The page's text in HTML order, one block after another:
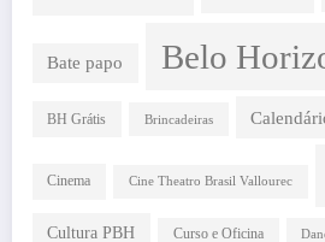
Bate papo Belo
BH Grátis Brincadeiras
Cinema Cine Theatro Brasil Vallourec
Cultura PBH Curso e Oficina